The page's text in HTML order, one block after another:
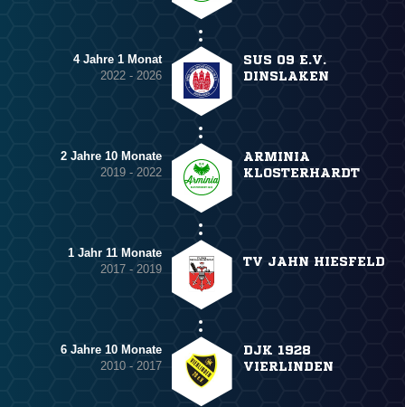
4 Jahre 1 Monat
2022 - 2026
SUS 09 E.V.
DINSLAKEN
2 Jahre 10 Monate
2019 - 2022
ARMINIA
KLOSTERHARDT
1 Jahr 11 Monate
2017 - 2019
TV JAHN HIESFELD
6 Jahre 10 Monate
2010 - 2017
DJK 1928
VIERLINDEN